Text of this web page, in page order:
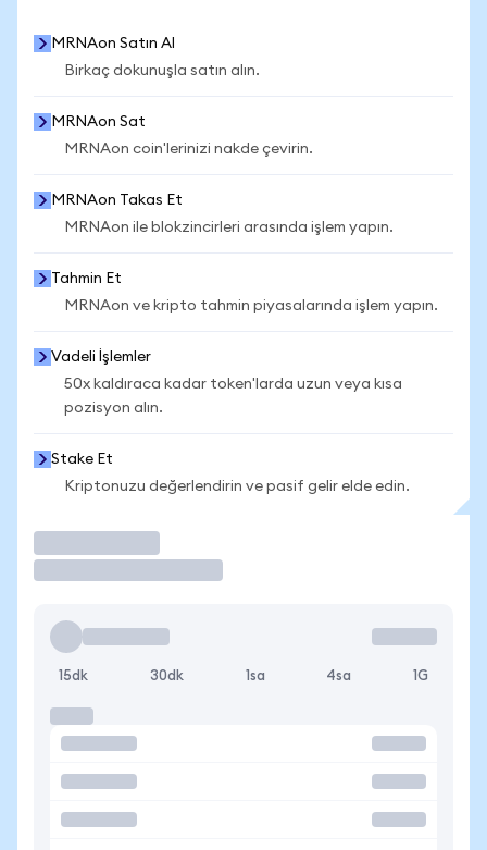
MRNAon Satın Al
Birkaç dokunuşla satın alın.
MRNAon Sat
MRNAon coin'lerinizi nakde çevirin.
MRNAon Takas Et
MRNAon ile blokzincirleri arasında işlem yapın.
Tahmin Et
MRNAon ve kripto tahmin piyasalarında işlem yapın.
Vadeli İşlemler
50x kaldıraca kadar token'larda uzun veya kısa
pozisyon alın.
Stake Et
Kriptonuzu değerlendirin ve pasif gelir elde edin.
15dk 30dk 1sa 4sa 1G